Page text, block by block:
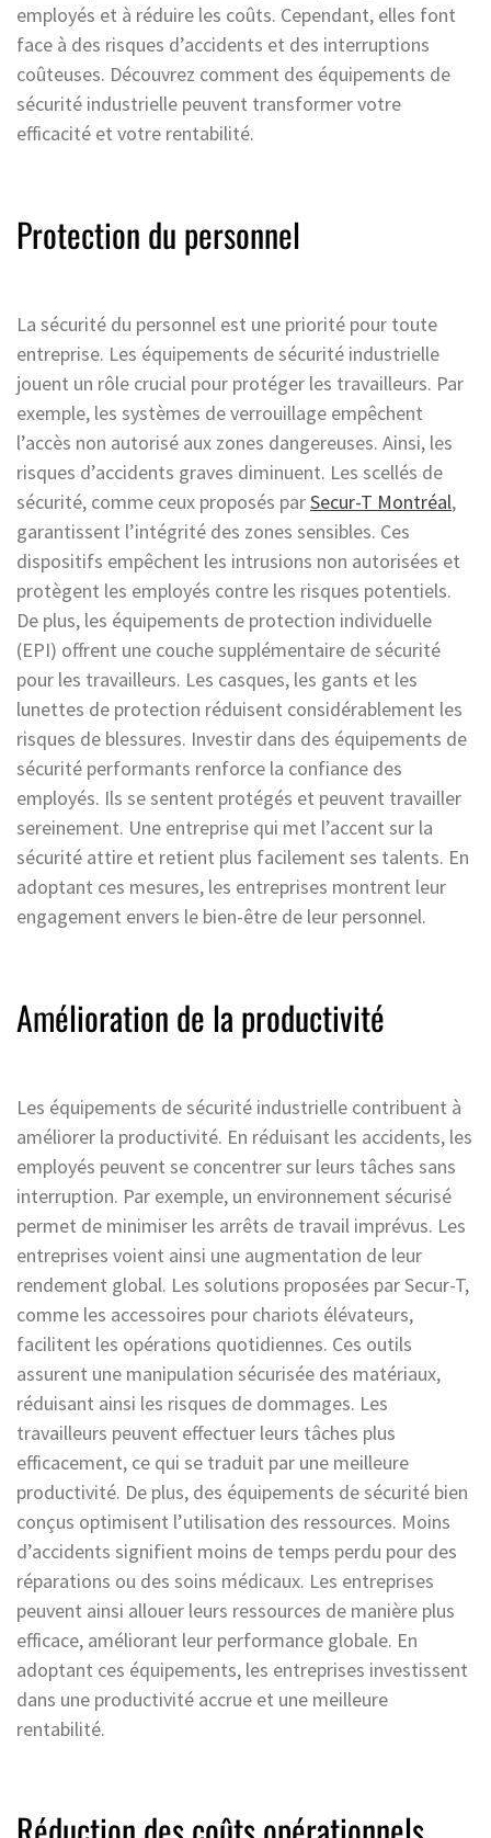
employés et à réduire les coûts. Cependant, elles font
face à des risques d’accidents et des interruptions
coûteuses. Découvrez comment des équipements de
sécurité industrielle peuvent transformer votre
efficacité et votre rentabilité.
Protection du personnel
La sécurité du personnel est une priorité pour toute
entreprise. Les équipements de sécurité industrielle
jouent un rôle crucial pour protéger les travailleurs. Par
exemple, les systèmes de verrouillage empêchent
l’accès non autorisé aux zones dangereuses. Ainsi, les
risques d’accidents graves diminuent. Les scellés de
sécurité, comme ceux proposés parSecur-T Montréal,
garantissent l’intégrité des zones sensibles. Ces
dispositifs empêchent les intrusions non autorisées et
protègent les employés contre les risques potentiels.
De plus, les équipements de protection individuelle
(EPI) offrent une couche supplémentaire de sécurité
pour les travailleurs. Les casques, les gants et les
lunettes de protection réduisent considérablement les
risques de blessures. Investir dans des équipements de
sécurité performants renforce la confiance des
employés. Ils se sentent protégés et peuvent travailler
sereinement. Une entreprise qui met l’accent sur la
sécurité attire et retient plus facilement ses talents. En
adoptant ces mesures, les entreprises montrent leur
engagement envers le bien-être de leur personnel.
Amélioration de la productivité
Les équipements de sécurité industrielle contribuent à
améliorer la productivité. En réduisant les accidents, les
employés peuvent se concentrer sur leurs tâches sans
interruption. Par exemple, un environnement sécurisé
permet de minimiser les arrêts de travail imprévus. Les
entreprises voient ainsi une augmentation de leur
rendement global. Les solutions proposées par Secur-T,
comme les accessoires pour chariots élévateurs,
facilitent les opérations quotidiennes. Ces outils
assurent une manipulation sécurisée des matériaux,
réduisant ainsi les risques de dommages. Les
travailleurs peuvent effectuer leurs tâches plus
efficacement, ce qui se traduit par une meilleure
productivité. De plus, des équipements de sécurité bien
conçus optimisent l’utilisation des ressources. Moins
d’accidents signifient moins de temps perdu pour des
réparations ou des soins médicaux. Les entreprises
peuvent ainsi allouer leurs ressources de manière plus
efficace, améliorant leur performance globale. En
adoptant ces équipements, les entreprises investissent
dans une productivité accrue et une meilleure
rentabilité.